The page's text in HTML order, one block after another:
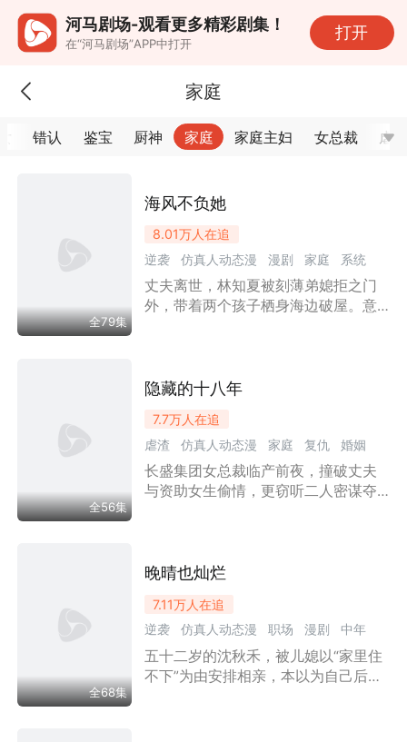
河马剧场-观看更多精彩剧集！
在“河马剧场”APP中打开
打开
家庭
错认 鉴宝 厨神 家庭 家庭主妇 女总裁 虐
全79集
海风不负她
8.01万人在追
逆袭
仿真人动态漫 漫剧 家庭
系统
年代剧
女性成长
丈夫离世，林知夏被刻薄弟媳拒之门
外，带着两个孩子栖身海边破屋。意
难、同行使绊，却凭踏实良心拿下高
在海边挣出属于母子三人的安稳生
活。
全56集
隐藏的十八年
7.7万人在追
虐渣
仿真人动态漫 家庭 复仇
婚姻
女性成长
逆袭 现实 漫剧 原配
中年
现代言情
总裁 错认
长盛集团女总裁临产前夜，撞破丈夫
与资助女生偷情，更窃听二人密谋夺
锤连环引爆，假丈夫与情人锒铛入
营的复仇，终让恶人自食恶果。
全68集
晚晴也灿烂
7.11万人在追
逆袭
仿真人动态漫 职场 漫剧
中年
现代言情
家庭 女性成长
五十二岁的沈秋禾，被儿媳以“家里住
不下”为由安排相亲，本以为自己后半